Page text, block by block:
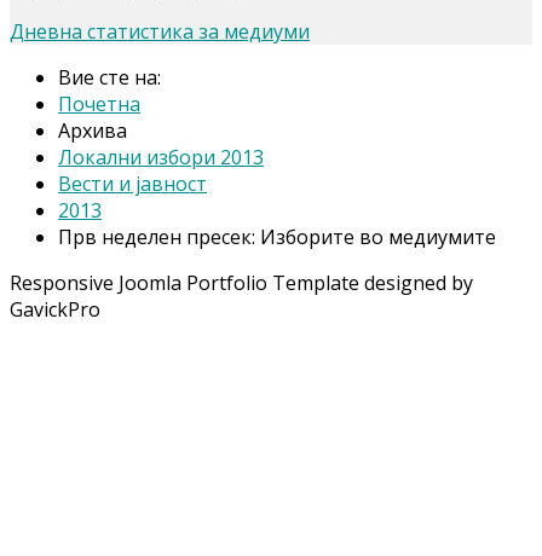
Дневна статистика за медиуми
Вие сте на:
Почетна
Архива
Локални избори 2013
Вести и јавност
2013
Прв неделен пресек: Изборите во медиумите
Responsive Joomla Portfolio Template designed by
GavickPro